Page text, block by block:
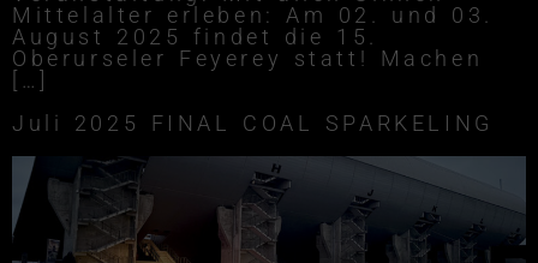
Mittelalter erleben: Am 02. und 03.
August 2025 findet die 15.
Oberurseler Feyerey statt! Machen
[…]
Juli 2025 FINAL COAL SPARKELING